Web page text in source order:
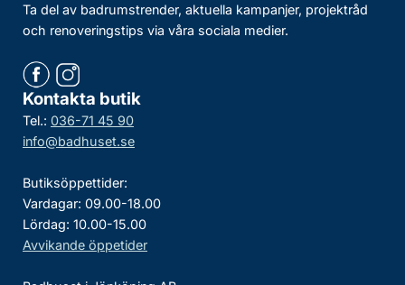
Ta del av badrumstrender, aktuella kampanjer, projektråd
och renoveringstips via våra sociala medier.
Kontakta butik
Tel.: 036-71 45 90
info@badhuset.se
Butiksöppettider:
Vardagar: 09.00-18.00
Lördag: 10.00-15.00
Avvikande öppetider